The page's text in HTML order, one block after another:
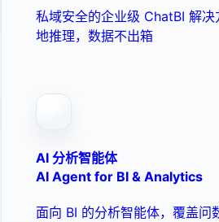
私域安全的企业级 ChatBI 解
地推理，数据不出箱
AI 分析智能体
AI Agent for BI & Analytics
面向 BI 的分析智能体，覆盖问